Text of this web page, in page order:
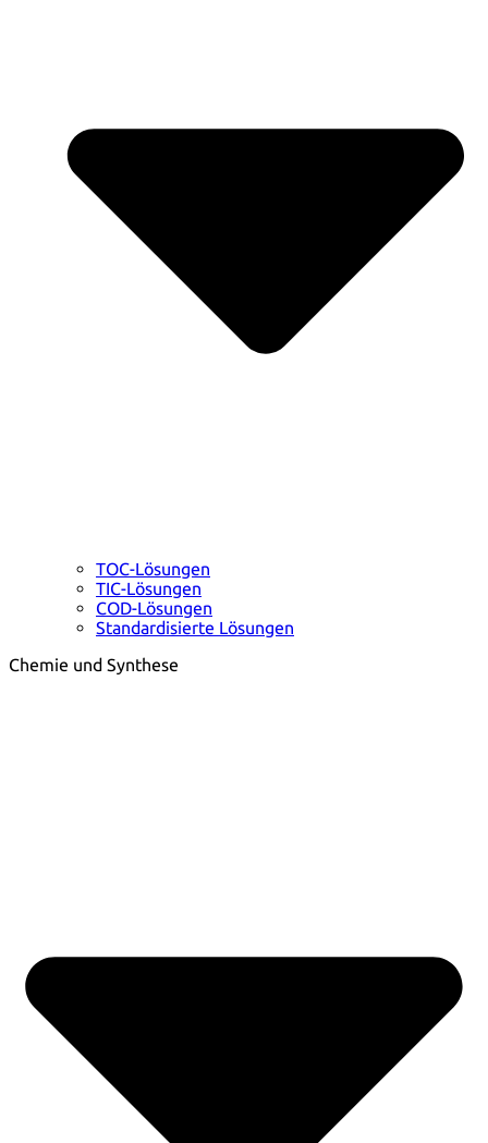
TOC-Lösungen
TIC-Lösungen
COD-Lösungen
Standardisierte Lösungen
Chemie und Synthese